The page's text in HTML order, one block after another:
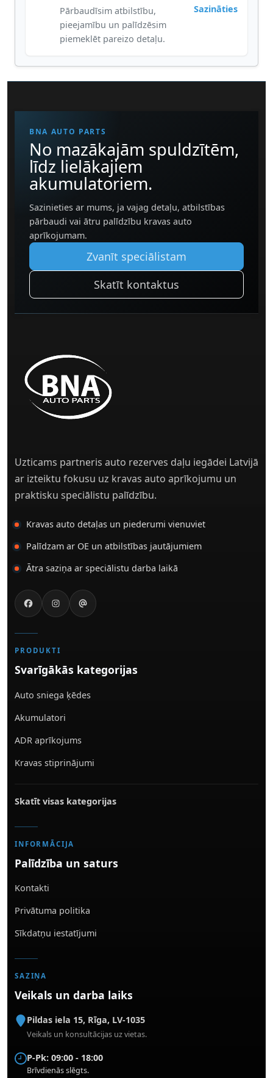
Pārbaudīsim atbilstību,
pieejamību un palīdzēsim
piemeklēt pareizo detaļu.
Sazināties
BNA AUTO PARTS
No mazākajām spuldzītēm,
līdz lielākajiem
akumulatoriem.
Sazinieties ar mums, ja vajag detaļu, atbilstības
pārbaudi vai ātru palīdzību kravas auto
aprīkojumam.
Zvanīt speciālistam
Skatīt kontaktus
Uzticams partneris auto rezerves daļu iegādei Latvijā
ar izteiktu fokusu uz kravas auto aprīkojumu un
praktisku speciālistu palīdzību.
Kravas auto detaļas un piederumi vienuviet
Palīdzam ar OE un atbilstības jautājumiem
Ātra saziņa ar speciālistu darba laikā
PRODUKTI
Svarīgākās kategorijas
Auto sniega ķēdes
Akumulatori
ADR aprīkojums
Kravas stiprinājumi
Skatīt visas kategorijas
INFORMĀCIJA
Palīdzība un saturs
Kontakti
Privātuma politika
Sīkdatņu iestatījumi
SAZIŅA
Veikals un darba laiks
Pildas iela 15, Rīga, LV-1035
Veikals un konsultācijas uz vietas.
P-Pk: 09:00 - 18:00
Brīvdienās slēgts.